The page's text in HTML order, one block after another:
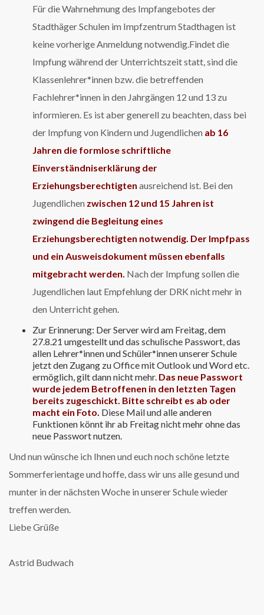
Für die Wahrnehmung des Impfangebotes der
Stadthäger Schulen im Impfzentrum Stadthagen ist
keine vorherige Anmeldung notwendig.Findet die
Impfung während der Unterrichtszeit statt, sind die
Klassenlehrer*innen bzw. die betreffenden
Fachlehrer*innen in den Jahrgängen 12 und 13 zu
informieren. Es ist aber generell zu beachten, dass bei
der Impfung von Kindern und Jugendlichen ab 16
Jahren die formlose schriftliche
Einverständniserklärung der
Erziehungsberechtigten ausreichend ist. Bei den
Jugendlichen zwischen 12 und 15 Jahren ist
zwingend die Begleitung eines
Erziehungsberechtigten notwendig. Der Impfpass
und ein Ausweisdokument müssen ebenfalls
mitgebracht werden. Nach der Impfung sollen die
Jugendlichen laut Empfehlung der DRK nicht mehr in
den Unterricht gehen.
Zur Erinnerung: Der Server wird am Freitag, dem
27.8.21 umgestellt und das schulische Passwort, das
allen Lehrer*innen und Schüler*innen unserer Schule
jetzt den Zugang zu Office mit Outlook und Word etc.
ermöglich, gilt dann nicht mehr. Das neue Passwort
wurde jedem Betroffenen in den letzten Tagen
bereits zugeschickt. Bitte schreibt es ab oder
macht ein Foto. Diese Mail und alle anderen
Funktionen könnt ihr ab Freitag nicht mehr ohne das
neue Passwort nutzen.
Und nun wünsche ich Ihnen und euch noch schöne letzte
Sommerferientage und hoffe, dass wir uns alle gesund und
munter in der nächsten Woche in unserer Schule wieder
treffen werden.
Liebe Grüße
Astrid Budwach